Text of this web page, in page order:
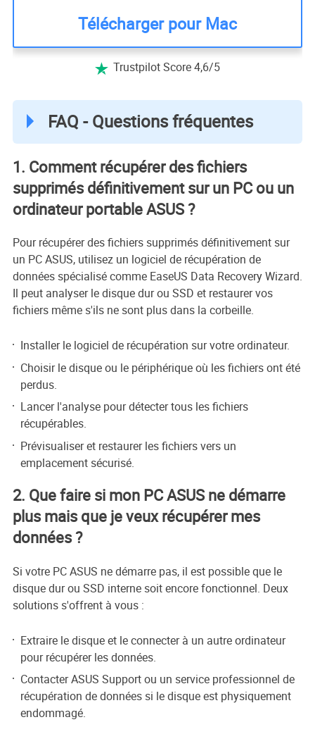
Télécharger pour Mac
 Trustpilot Score 4,6/5
FAQ - Questions fréquentes
1. Comment récupérer des fichiers
supprimés définitivement sur un PC ou un
ordinateur portable ASUS ?
Pour récupérer des fichiers supprimés définitivement sur
un PC ASUS, utilisez un logiciel de récupération de
données spécialisé comme EaseUS Data Recovery Wizard.
Il peut analyser le disque dur ou SSD et restaurer vos
fichiers même s'ils ne sont plus dans la corbeille.
Installer le logiciel de récupération sur votre ordinateur.
Choisir le disque ou le périphérique où les fichiers ont été
perdus.
Lancer l'analyse pour détecter tous les fichiers
récupérables.
Prévisualiser et restaurer les fichiers vers un
emplacement sécurisé.
2. Que faire si mon PC ASUS ne démarre
plus mais que je veux récupérer mes
données ?
Si votre PC ASUS ne démarre pas, il est possible que le
disque dur ou SSD interne soit encore fonctionnel. Deux
solutions s'offrent à vous :
Extraire le disque et le connecter à un autre ordinateur
pour récupérer les données.
Contacter ASUS Support ou un service professionnel de
récupération de données si le disque est physiquement
endommagé.